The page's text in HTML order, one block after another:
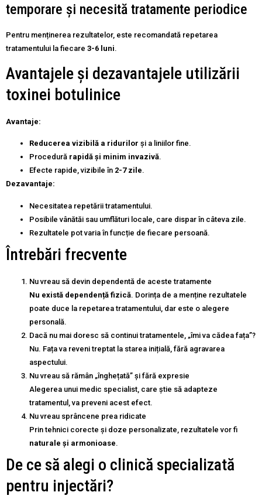
temporare și necesită tratamente periodice
Pentru menținerea rezultatelor, este recomandată repetarea
tratamentului la fiecare 3-6 luni.
Avantajele și dezavantajele utilizării
toxinei botulinice
Avantaje:
Reducerea vizibilă a ridurilor și a liniilor fine.
Procedură rapidă și minim invazivă.
Efecte rapide, vizibile în 2-7 zile.
Dezavantaje:
Necesitatea repetării tratamentului.
Posibile vânătăi sau umflături locale, care dispar în câteva zile.
Rezultatele pot varia în funcție de fiecare persoană.
Întrebări frecvente
Nu vreau să devin dependentă de aceste tratamente
Nu există dependență fizică. Dorința de a menține rezultatele
poate duce la repetarea tratamentului, dar este o alegere
personală.
Dacă nu mai doresc să continui tratamentele, „îmi va cădea fața”?
Nu. Fața va reveni treptat la starea inițială, fără agravarea
aspectului.
Nu vreau să rămân „înghețată” și fără expresie
Alegerea unui medic specialist, care știe să adapteze
tratamentul, va preveni acest efect.
Nu vreau sprâncene prea ridicate
Prin tehnici corecte și doze personalizate, rezultatele vor fi
naturale și armonioase.
De ce să alegi o clinică specializată
pentru injectări?